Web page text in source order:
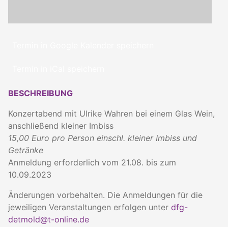
BESCHREIBUNG
Konzertabend mit Ulrike Wahren bei einem Glas Wein,
anschließend kleiner Imbiss
15,00 Euro pro Person einschl. kleiner Imbiss und
Getränke
Anmeldung erforderlich vom 21.08. bis zum
10.09.2023
Änderungen vorbehalten. Die Anmeldungen für die
jeweiligen Veranstaltungen erfolgen unter dfg-
detmold@t-online.de